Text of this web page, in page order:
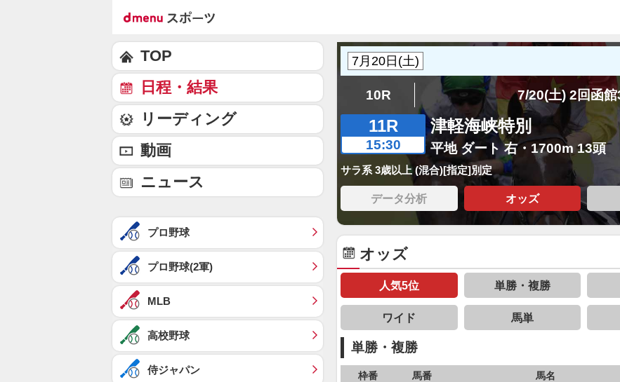
10R 7/20(土) 2回函
11R
15:30
津軽海峡特別
平地 ダート 右・1700m 13頭
サラ系 3歳以上 (混合)[指定]別定
データ分析 オッズ
オッズ
人気5位 単勝・複勝
ワイド 馬単
単勝・複勝
枠番 馬番 馬名
TOP
日程・結果
リーディング
動画
ニュース
プロ野球
プロ野球(2軍)
MLB
高校野球
侍ジャパン